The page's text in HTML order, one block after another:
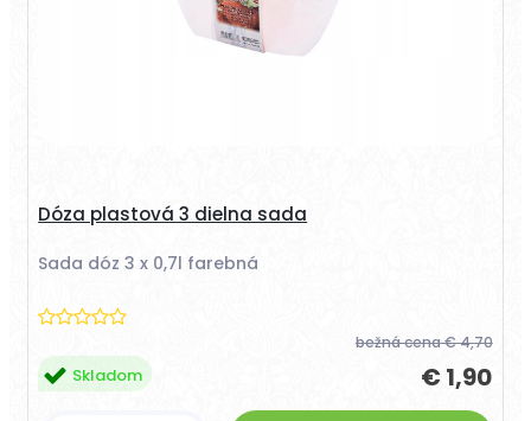
Dóza plastová 3 dielna sada
Sada dóz 3 x 0,7l farebná
bežná cena€ 4,70
€ 1,90
Skladom